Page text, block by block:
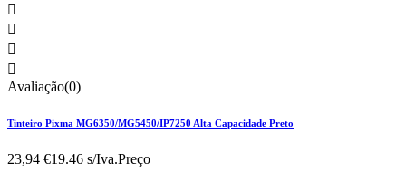




Avaliação(0)
Tinteiro Pixma MG6350/MG5450/IP7250 Alta Capacidade Preto
23,94 €19.46 s/Iva.Preço